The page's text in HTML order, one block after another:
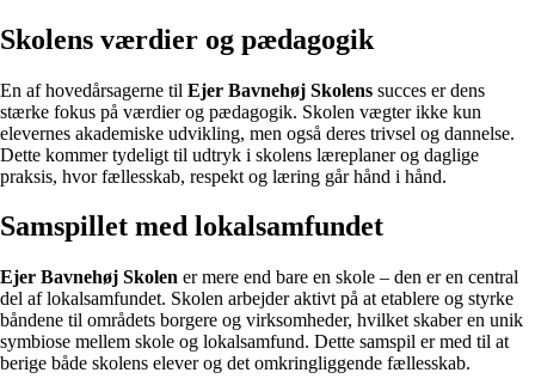
Skolens værdier og pædagogik
En af hovedårsagerne til Ejer Bavnehøj Skolens succes er dens
stærke fokus på værdier og pædagogik. Skolen vægter ikke kun
elevernes akademiske udvikling, men også deres trivsel og dannelse.
Dette kommer tydeligt til udtryk i skolens læreplaner og daglige
praksis, hvor fællesskab, respekt og læring går hånd i hånd.
Samspillet med lokalsamfundet
Ejer Bavnehøj Skolen er mere end bare en skole – den er en central
del af lokalsamfundet. Skolen arbejder aktivt på at etablere og styrke
båndene til områdets borgere og virksomheder, hvilket skaber en unik
symbiose mellem skole og lokalsamfund. Dette samspil er med til at
berige både skolens elever og det omkringliggende fællesskab.